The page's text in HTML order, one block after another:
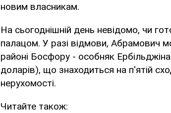
новим власникам.
На сьогоднішній день невідомо, чи
палацом. У разі відмови, Абрамович
районі Босфору - особняк
доларів), що знаходиться на п'ятій
нерухомості.
Читайте також: